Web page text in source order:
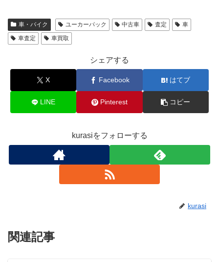
車・バイク ユーカーパック 中古車 査定
車
車査定
車買取
シェアする
X Facebook はてブ
LINE Pinterest コピー
kurasiをフォローする
kurasi
関連記事